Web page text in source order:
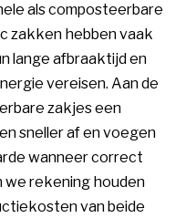
als composteerbare
zakken hebben vaak
lange afbraaktijd en
vereisen. Aan de
zakjes een
sneller af en voegen
wanneer correct
rekening houden
van beide